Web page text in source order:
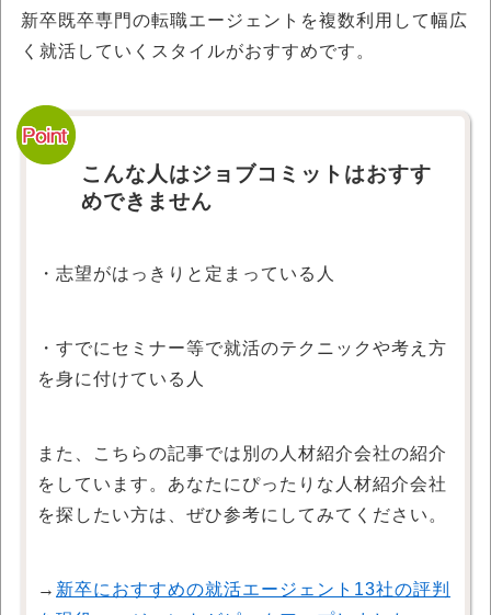
新卒既卒専門の転職エージェントを複数利用して幅広
く就活していくスタイルがおすすめです。
こんな人はジョブコミットはおすす
めできません
・志望がはっきりと定まっている人
・すでにセミナー等で就活のテクニックや考え方
を身に付けている人
また、こちらの記事では別の人材紹介会社の紹介
をしています。あなたにぴったりな人材紹介会社
を探したい方は、ぜひ参考にしてみてください。
→ 新卒におすすめの就活エージェント13社の評判